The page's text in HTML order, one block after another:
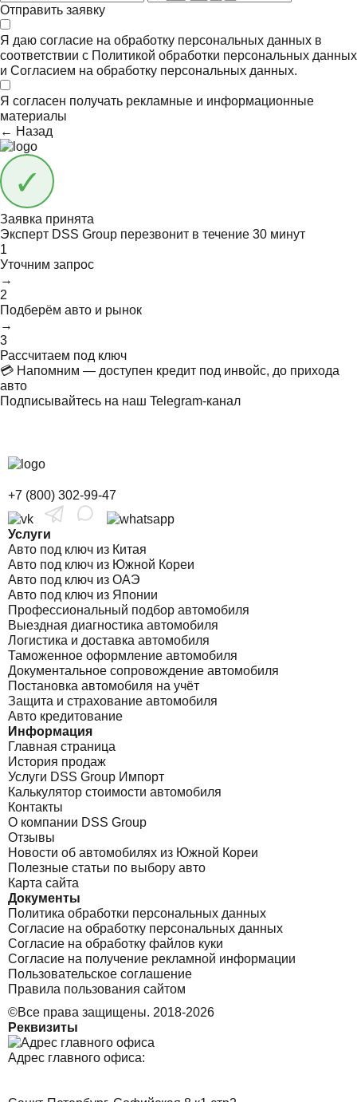
Отправить заявку
Я даю согласие на обработку персональных данных в
соответствии с Политикой обработки персональных данных
и Согласием на обработку персональных данных.
Я согласен получать рекламные и информационные
материалы
← Назад
Заявка принята
Эксперт DSS Group перезвонит в течение 30 минут
1
Уточним запрос
→
2
Подберём авто и рынок
→
3
Рассчитаем под ключ
💳 Напомним — доступен кредит под инвойс, до прихода
авто
Подписывайтесь на наш Telegram-канал
+7 (800) 302-99-47
Услуги
Авто под ключ из Китая
Авто под ключ из Южной Кореи
Авто под ключ из ОАЭ
Авто под ключ из Японии
Профессиональный подбор автомобиля
Выездная диагностика автомобиля
Логистика и доставка автомобиля
Таможенное оформление автомобиля
Документальное сопровождение автомобиля
Постановка автомобиля на учёт
Защита и страхование автомобиля
Авто кредитование
Информация
Главная страница
История продаж
Услуги DSS Group Импорт
Калькулятор стоимости автомобиля
Контакты
О компании DSS Group
Отзывы
Новости об автомобилях из Южной Кореи
Полезные статьи по выбору авто
Карта сайта
Документы
Политика обработки персональных данных
Согласие на обработку персональных данных
Согласие на обработку файлов куки
Согласие на получение рекламной информации
Пользовательское соглашение
Правила пользования сайтом
©Все права защищены. 2018-2026
Реквизиты
Адрес главного офиса: